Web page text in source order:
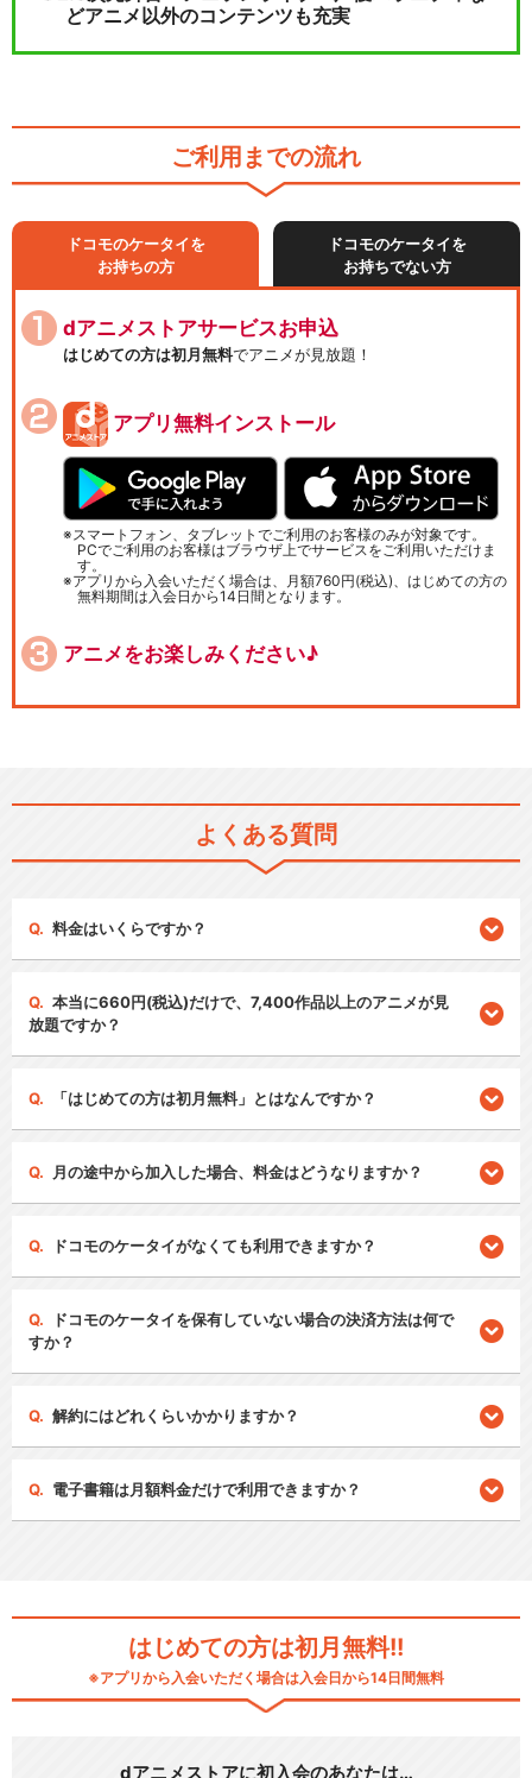
どアニメ以外のコンテンツも充実
ご利用までの流れ
ドコモのケータイを
お持ちの方
ドコモのケータイを
お持ちでない方
dアニメストアサービスお申込
はじめての方は初月無料でアニメが見放題！
アプリ無料インストール
スマートフォン、タブレットでご利用のお客様のみが対象です。
PCでご利用のお客様はブラウザ上でサービスをご利用いただけま
す。
アプリから入会いただく場合は、月額760円(税込)、はじめての方の
無料期間は入会日から14日間となります。
アニメをお楽しみください♪
よくある質問
料金はいくらですか？
本当に660円(税込)だけで、7,400作品以上のアニメが見
放題ですか？
「はじめての方は初月無料」とはなんですか？
月の途中から加入した場合、料金はどうなりますか？
ドコモのケータイがなくても利用できますか？
ドコモのケータイを保有していない場合の決済方法は何で
すか？
解約にはどれくらいかかりますか？
電子書籍は月額料金だけで利用できますか？
はじめての方は初月無料!!
※アプリから入会いただく場合は入会日から14日間無料
dアニメストアに初入会のあなたは…